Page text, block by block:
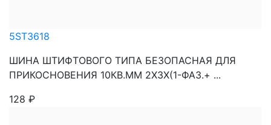
5ST3618
ШИНА ШТИФТОВОГО ТИПА БЕЗОПАСНАЯ ДЛЯ
ПРИКОСНОВЕНИЯ 10КВ.ММ 2Х3X(1-ФАЗ.+ ...
128 ₽